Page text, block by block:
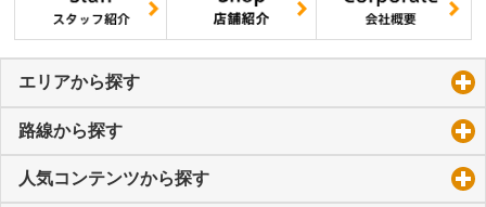
エリアから探す
路線から探す
人気コンテンツから探す